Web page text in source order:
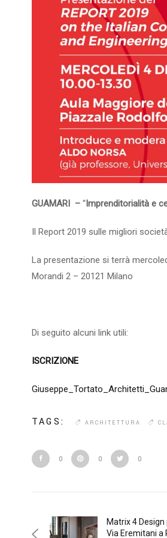
GUAMARI – “Imprenditorialità e
Il Report 2019 sulle migliori
La presentazione si terrà
Morandi 2 – 20121 Milano
Di seguito alcuni link utili:
ISCRIZIONE
TAGS: ARCHITETTURA
0 0 0
Matrix 4 Design
Via Eremitani a